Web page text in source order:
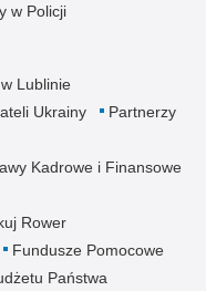
w Policji
Lublinie
Ukrainy
Partnerzy
Kadrowe i Finansowe
Rower
Fundusze Pomocowe
Państwa